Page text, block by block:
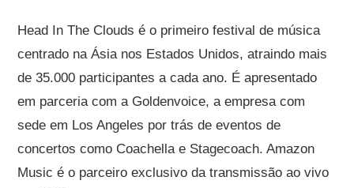
Head In The Clouds é o primeiro festival de música
centrado na Ásia nos Estados Unidos, atraindo mais
de 35.000 participantes a cada ano. É apresentado
em parceria com a Goldenvoice, a empresa com
sede em Los Angeles por trás de eventos de
concertos como Coachella e Stagecoach. Amazon
Music é o parceiro exclusivo da transmissão ao vivo